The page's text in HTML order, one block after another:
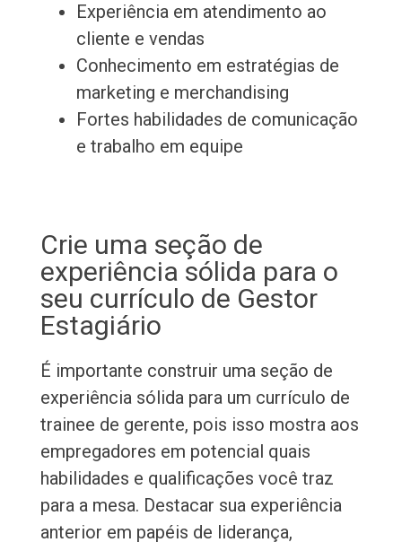
Experiência em atendimento ao
cliente e vendas
Conhecimento em estratégias de
marketing e merchandising
Fortes habilidades de comunicação
e trabalho em equipe
Crie uma seção de
experiência sólida para o
seu currículo de Gestor
Estagiário
É importante construir uma seção de
experiência sólida para um currículo de
trainee de gerente, pois isso mostra aos
empregadores em potencial quais
habilidades e qualificações você traz
para a mesa. Destacar sua experiência
anterior em papéis de liderança,